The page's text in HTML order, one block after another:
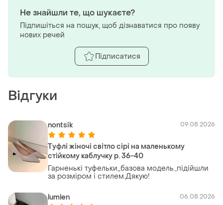
Відгуки
nontsik 09.08.2026
Туфлі жіночі світло сірі на маленькому
стійкому каблучку р. 36-40
Гарненькі туфельки,,базова модель.,підійшли
за розміром і стилем.Дякую!
lumlen 06.08.2026
Не знайшли те, що шукаєте?
Підпишіться на пошук, щоб дізнаватися про появу
нових речей
Підписатися